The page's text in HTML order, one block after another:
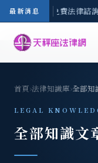
最新消息
一) 現場免費法律諮詢
首頁›法律知識庫›全部知
LEGAL
全部知識文